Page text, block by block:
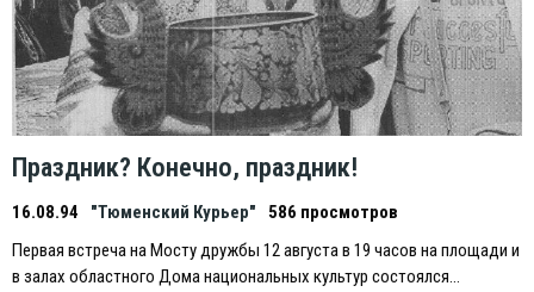
Праздник? Конечно, праздник!
16.08.94 "Тюменский Курьер"
586 просмотров
Первая встреча на Мосту дружбы 12 августа в 19 часов на площади и
в залах областного Дома национальных культур состоялся…